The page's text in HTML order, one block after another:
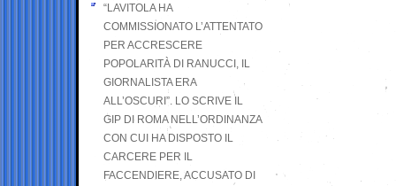
“LAVITOLA HA
COMMISSIONATO L’ATTENTATO
PER ACCRESCERE
POPOLARITÀ DI RANUCCI, IL
GIORNALISTA ERA
ALL’OSCURI”. LO SCRIVE IL
GIP DI ROMA NELL’ORDINANZA
CON CUI HA DISPOSTO IL
CARCERE PER IL
FACCENDIERE, ACCUSATO DI